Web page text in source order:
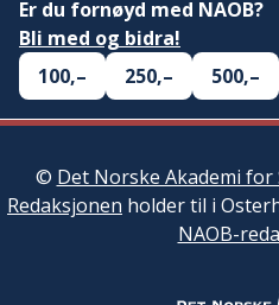
Er du fornøyd med NAOB?
Bli med og bidra!
100,–
250,– 500,–
© Det Norske Akademi
Redaksjonen holder til i
NAOB-